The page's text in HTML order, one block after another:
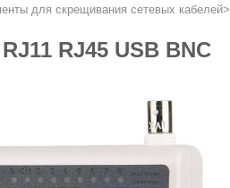
для скрещивания сетевых кабелей>
RJ45 USB BNC